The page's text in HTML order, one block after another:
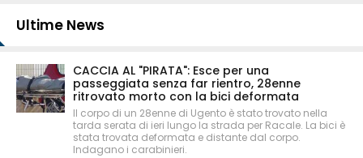
Ultime News
CACCIA AL "PIRATA": Esce per una
passeggiata senza far rientro, 28enne
ritrovato morto con la bici deformata
Il corpo di un 28enne di Ugento è stato trovato nella
tarda serata di ieri lungo la strada per Racale. La bici è
stata trovata deformata e distante dal corpo.
Indagano i carabinieri.